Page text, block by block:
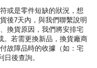
或是零件短缺的狀況，想
後7天內，與我們聯繫說明
換貨原因，我們將安排宅
。若需更換新品，換貨廠商
故障品時的收據（如：宅
後查詢。